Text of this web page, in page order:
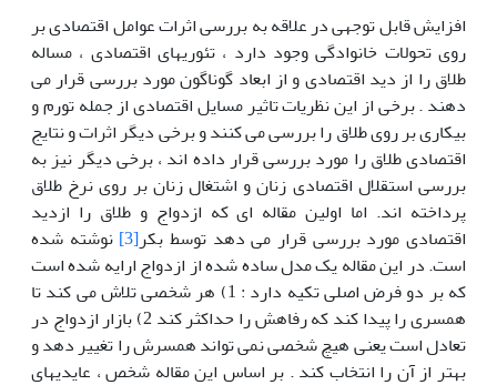
افزایش قابل توجهی در علاقه به بررسی اثرات عوامل اقتصادی بر
روی تحولات خانوادگی وجود دارد ، تئوریهای اقتصادی ، مساله
طلاق را از دید اقتصادی و از ابعاد گوناگون مورد بررسی قرار می
دهند . برخی از این نظریات تاثیر مسایل اقتصادی از جمله تورم و
بیکاری بر روی طلاق را بررسی می کنند و برخی دیگر اثرات و نتایج
اقتصادی طلاق را مورد بررسی قرار داده اند ، برخی دیگر نیز به
بررسی استقلال اقتصادی زنان و اشتغال زنان بر روی نرخ طلاق
پرداخته اند. اما اولین مقاله ای که ازدواج و طلاق را ازدید
اقتصادی مورد بررسی قرار می دهد توسط بکر[3]
نوشته شده
است. در این مقاله یک مدل ساده شده از ازدواج ارایه شده است
که بر دو فرض اصلی تکیه دارد : 1) هر شخصی تلاش می کند تا
همسری را پیدا کند که رفاهش را حداکثر کند 2) بازار ازدواج در
تعادل است یعنی هیچ شخصی نمی تواند همسرش را تغییر دهد و
بهتر از آن را انتخاب کند . بر اساس این مقاله شخص ، عایدیهای